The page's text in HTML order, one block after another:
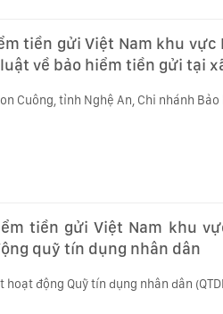
tiền gửi Việt Nam khu
về bảo hiểm tiền gửi tại
Cuông, tỉnh Nghệ An, Chi nhánh
tiền gửi Việt Nam khu
quỹ tín dụng nhân dân
hoạt động Quỹ tín dụng nhân dân